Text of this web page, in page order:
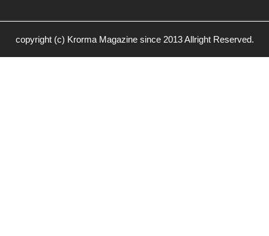
copyright (c) Krorma Magazine since 2013 Allright Reserved.